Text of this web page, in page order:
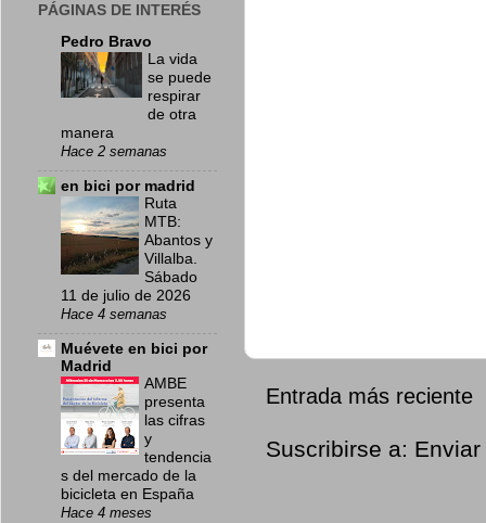
Entrada más reciente
Suscribirse a:
PÁGINAS DE INTERÉS
Pedro Bravo
La vida
se puede
respirar
de otra
manera
Hace 2 semanas
en bici por madrid
Ruta
MTB:
Abantos y
Villalba.
Sábado
11 de julio de 2026
Hace 4 semanas
Muévete en bici por
Madrid
AMBE
presenta
las cifras
y
tendencia
s del mercado de la
bicicleta en España
Hace 4 meses